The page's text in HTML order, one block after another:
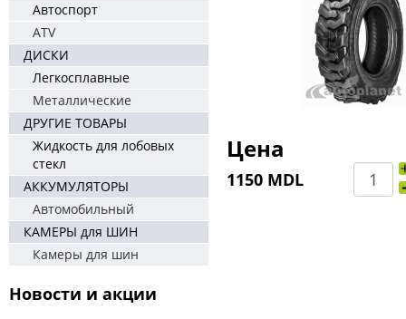
Автоспорт
ATV
ДИСКИ
Легкосплавные
Металлические
ДРУГИЕ ТОВАРЫ
Жидкость для лобовых
стекл
АККУМУЛЯТОРЫ
Автомобильный
КАМЕРЫ для ШИН
Камеры для шин
Новости и акции
Цена
1150 MDL